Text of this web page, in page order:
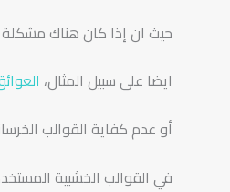
حيث ان إذا كان هناك مشكلة
ايضا على سبيل المثال،
أو عدم كفاية القوالب
في القوالب الخشبية